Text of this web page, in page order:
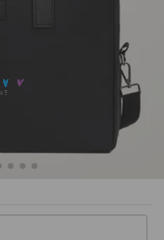
R$319,90
Vinho
R$319,90